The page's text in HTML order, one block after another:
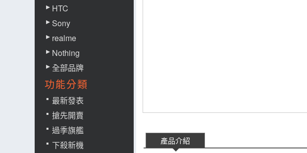
HTC
Sony
realme
Nothing
全部品牌
功能分類
最新發表
搶先開賣
過季旗艦
下殺新機
產品介紹